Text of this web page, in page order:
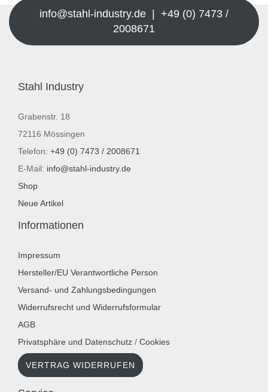
info@stahl-industry.de | +49 (0) 7473 /
2008671
Stahl Industry
Grabenstr. 18
72116 Mössingen
Telefon: +49 (0) 7473 / 2008671
E-Mail: info@stahl-industry.de
Shop
Neue Artikel
Informationen
Impressum
Hersteller/EU Verantwortliche Person
Versand- und Zahlungsbedingungen
Widerrufsrecht und Widerrufsformular
AGB
Privatsphäre und Datenschutz / Cookies
VERTRAG WIDERRUFEN